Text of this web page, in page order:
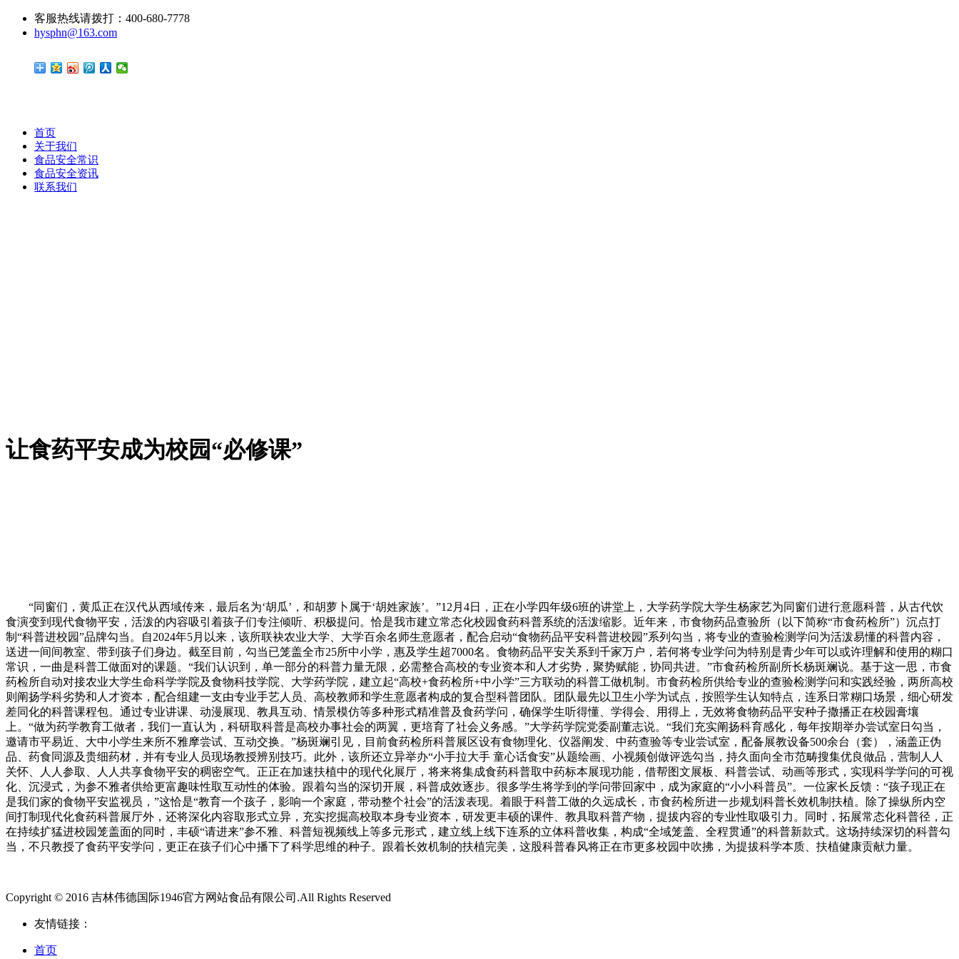
客服热线请拨打：400-680-7778
hysphn@163.com
首页
关于我们
食品安全常识
食品安全资讯
联系我们
让食药平安成为校园“必修课”
“同窗们，黄瓜正在汉代从西域传来，最后名为‘胡瓜’，和胡萝卜属于‘胡姓家族’。”12月4日，正在小学四年级6班的讲堂上，大学药学院大学生杨家艺为同窗们进行意愿科普，从古代饮
食演变到现代食物平安，活泼的内容吸引着孩子们专注倾听、积极提问。恰是我市建立常态化校园食药科普系统的活泼缩影。近年来，市食物药品查验所（以下简称“市食药检所”）沉点打
制“科普进校园”品牌勾当。自2024年5月以来，该所联袂农业大学、大学百余名师生意愿者，配合启动“食物药品平安科普进校园”系列勾当，将专业的查验检测学问为活泼易懂的科普内容，
送进一间间教室、带到孩子们身边。截至目前，勾当已笼盖全市25所中小学，惠及学生超7000名。食物药品平安关系到千家万户，若何将专业学问为特别是青少年可以或许理解和使用的糊口
常识，一曲是科普工做面对的课题。“我们认识到，单一部分的科普力量无限，必需整合高校的专业资本和人才劣势，聚势赋能，协同共进。”市食药检所副所长杨斑斓说。基于这一思，市食
药检所自动对接农业大学生命科学学院及食物科技学院、大学药学院，建立起“高校+食药检所+中小学”三方联动的科普工做机制。市食药检所供给专业的查验检测学问和实践经验，两所高校
则阐扬学科劣势和人才资本，配合组建一支由专业手艺人员、高校教师和学生意愿者构成的复合型科普团队。团队最先以卫生小学为试点，按照学生认知特点，连系日常糊口场景，细心研发
差同化的科普课程包。通过专业讲课、动漫展现、教具互动、情景模仿等多种形式精准普及食药学问，确保学生听得懂、学得会、用得上，无效将食物药品平安种子撒播正在校园膏壤
上。“做为药学教育工做者，我们一直认为，科研取科普是高校办事社会的两翼，更培育了社会义务感。”大学药学院党委副董志说。“我们充实阐扬科育感化，每年按期举办尝试室日勾当，
邀请市平易近、大中小学生来所不雅摩尝试、互动交换。”杨斑斓引见，目前食药检所科普展区设有食物理化、仪器阐发、中药查验等专业尝试室，配备展教设备500余台（套），涵盖正伪
品、药食同源及贵细药材，并有专业人员现场教授辨别技巧。此外，该所还立异举办“小手拉大手 童心话食安”从题绘画、小视频创做评选勾当，持久面向全市范畴搜集优良做品，营制人人
关怀、人人参取、人人共享食物平安的稠密空气。正正在加速扶植中的现代化展厅，将来将集成食药科普取中药标本展现功能，借帮图文展板、科普尝试、动画等形式，实现科学学问的可视
化、沉浸式，为参不雅者供给更富趣味性取互动性的体验。跟着勾当的深切开展，科普成效逐步。很多学生将学到的学问带回家中，成为家庭的“小小科普员”。一位家长反馈：“孩子现正在
是我们家的食物平安监视员，”这恰是“教育一个孩子，影响一个家庭，带动整个社会”的活泼表现。着眼于科普工做的久远成长，市食药检所进一步规划科普长效机制扶植。除了操纵所内空
间打制现代化食药科普展厅外，还将深化内容取形式立异，充实挖掘高校取本身专业资本，研发更丰硕的课件、教具取科普产物，提拔内容的专业性取吸引力。同时，拓展常态化科普径，正
在持续扩猛进校园笼盖面的同时，丰硕“请进来”参不雅、科普短视频线上等多元形式，建立线上线下连系的立体科普收集，构成“全域笼盖、全程贯通”的科普新款式。这场持续深切的科普勾
当，不只教授了食药平安学问，更正在孩子们心中播下了科学思维的种子。跟着长效机制的扶植完美，这股科普春风将正在市更多校园中吹拂，为提拔科学本质、扶植健康贡献力量。
Copyright © 2016 吉林伟德国际1946官方网站食品有限公司.All Rights Reserved
友情链接：
首页